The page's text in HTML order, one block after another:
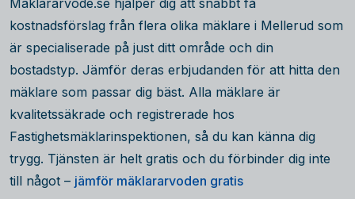
Maklararvode.se hjälper dig att snabbt få
kostnadsförslag från flera olika mäklare i Mellerud som
är specialiserade på just ditt område och din
bostadstyp. Jämför deras erbjudanden för att hitta den
mäklare som passar dig bäst. Alla mäklare är
kvalitetssäkrade och registrerade hos
Fastighetsmäklarinspektionen, så du kan känna dig
trygg. Tjänsten är helt gratis och du förbinder dig inte
till något – jämför mäklararvoden gratis